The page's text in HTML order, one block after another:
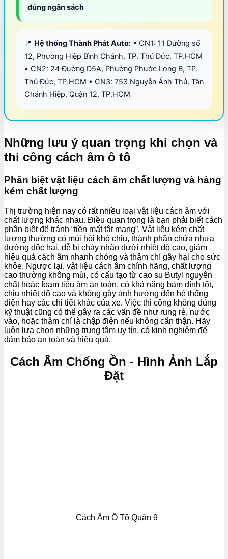
đúng ngân sách
📍 Hệ thống Thành Phát Auto: • CN1: 11 Đường số
12, Phường Hiệp Bình Chánh, TP. Thủ Đức, TP.HCM
• CN2: 24 Đường D5A, Phường Phước Long B, TP.
Thủ Đức, TP.HCM • CN3: 753 Nguyễn Ảnh Thủ, Tân
Chánh Hiệp, Quận 12, TP.HCM
Những lưu ý quan trọng khi chọn và
thi công cách âm ô tô
Phân biệt vật liệu cách âm chất lượng và hàng
kém chất lượng
Thị trường hiện nay có rất nhiều loại vật liệu cách âm với
chất lượng khác nhau. Điều quan trọng là bạn phải biết cách
phân biệt để tránh “tiền mất tật mang”. Vật liệu kém chất
lượng thường có mùi hôi khó chịu, thành phần chứa nhựa
đường độc hại, dễ bị chảy nhão dưới nhiệt độ cao, giảm
hiệu quả cách âm nhanh chóng và thậm chí gây hại cho sức
khỏe. Ngược lại, vật liệu cách âm chính hãng, chất lượng
cao thường không mùi, có cấu tạo từ cao su Butyl nguyên
chất hoặc foam tiêu âm an toàn, có khả năng bám dính tốt,
chịu nhiệt độ cao và không gây ảnh hưởng đến hệ thống
điện hay các chi tiết khác của xe. Việc thi công không đúng
kỹ thuật cũng có thể gây ra các vấn đề như rung rè, nước
vào, hoặc thậm chí là chập điện nếu không cẩn thận. Hãy
luôn lựa chọn những trung tâm uy tín, có kinh nghiệm để
đảm bảo an toàn và hiệu quả.
Cách Âm Chống Ồn - Hình Ảnh Lắp
Đặt
Cách Âm Ô Tô Quận 9